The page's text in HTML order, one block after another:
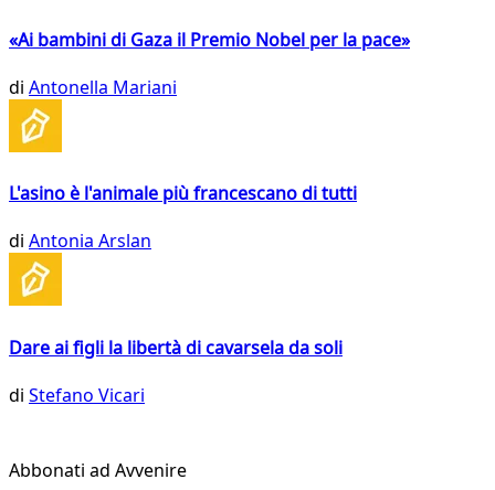
«Ai bambini di Gaza il Premio Nobel per la pace»
di Antonella Mariani
L'asino è l'animale più francescano di tutti
di Antonia Arslan
Dare ai figli la libertà di cavarsela da soli
di Stefano Vicari
Abbonati ad Avvenire